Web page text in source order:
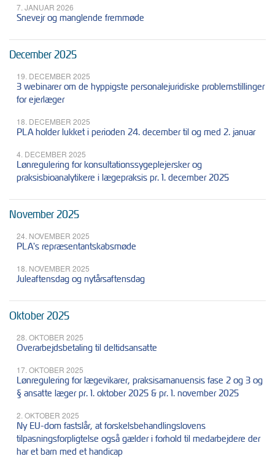
7. JANUAR 2026
Snevejr og manglende fremmøde
December 2025
19. DECEMBER 2025
3 webinarer om de hyppigste personalejuridiske problemstillinger
for ejerlæger
18. DECEMBER 2025
PLA holder lukket i perioden 24. december til og med 2. januar
4. DECEMBER 2025
Lønregulering for konsultationssygeplejersker og
praksisbioanalytikere i lægepraksis pr. 1. december 2025
November 2025
24. NOVEMBER 2025
PLA's repræsentantskabsmøde
18. NOVEMBER 2025
Juleaftensdag og nytårsaftensdag
Oktober 2025
28. OKTOBER 2025
Overarbejdsbetaling til deltidsansatte
17. OKTOBER 2025
Lønregulering for lægevikarer, praksisamanuensis fase 2 og 3 og
§ ansatte læger pr. 1. oktober 2025 & pr. 1. november 2025
2. OKTOBER 2025
Ny EU-dom fastslår, at forskelsbehandlingslovens
tilpasningsforpligtelse også gælder i forhold til medarbejdere der
har et barn med et handicap